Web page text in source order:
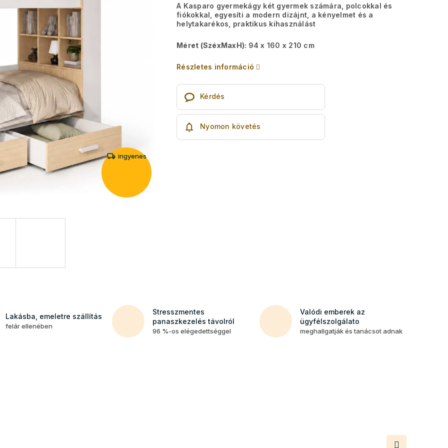
ingyenes
A Kasparo gyermekágy két gyermek számára, polcokkal és
fiókokkal, egyesíti a modern dizájnt, a kényelmet és a
helytakarékos, praktikus kihasználást
Méret (SzéxMaxH): 94 x 160 x 210 cm
Részletes információ
Kérdés
Nyomon követés
Lakásba, emeletre szállítás
felár ellenében
Stresszmentes
panaszkezelés távolról
96 %-os elégedettséggel
Valódi emberek az
ügyfélszolgálato
meghallgatják és tanácsot adnak